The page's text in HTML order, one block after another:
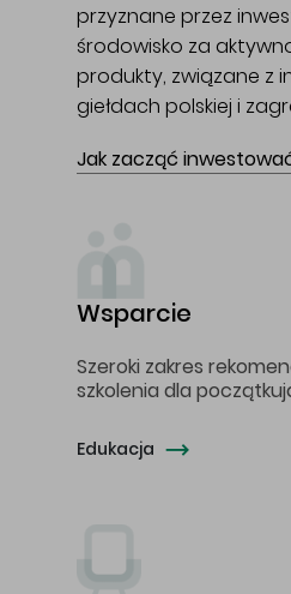
przyznane przez
środowisko za
produkty, związane z
giełdach polskiej i
Jak zacząć
Wsparcie
Szeroki zakres
szkolenia dla
Edukacja